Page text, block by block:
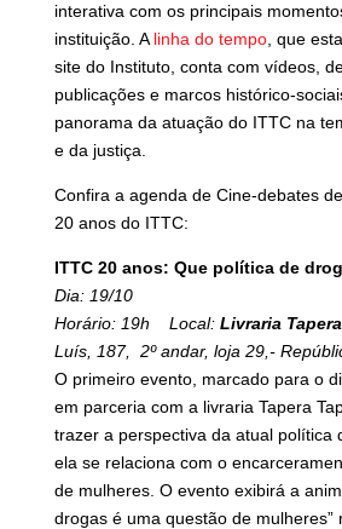
interativa com os principais
instituição. A linha do tempo, que
site do Instituto, conta com vídeos,
publicações e marcos histórico-
panorama da atuação do ITTC na
e da justiça.
Confira a agenda de Cine-debates
20 anos do ITTC:
ITTC 20 anos: Que política de
Dia: 19/10
Horário: 19h Local: Livraria
Luís, 187, 2º andar, loja 29,-
O primeiro evento, marcado para o
em parceria com a livraria Tapera
trazer a perspectiva da atual política
ela se relaciona com o
de mulheres. O evento exibirá a
drogas é uma questão de mulheres”